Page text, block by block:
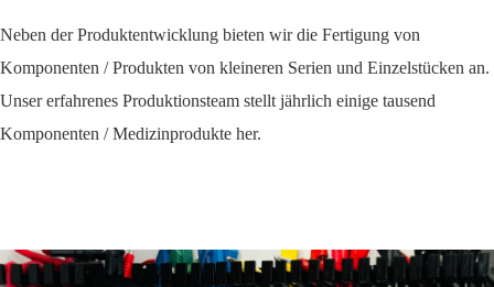
Neben der Produktentwicklung bieten wir die Fertigung von
Komponenten / Produkten von kleineren Serien und Einzelstücken an.
Unser erfahrenes Produktionsteam stellt jährlich einige tausend
Komponenten / Medizinprodukte her.